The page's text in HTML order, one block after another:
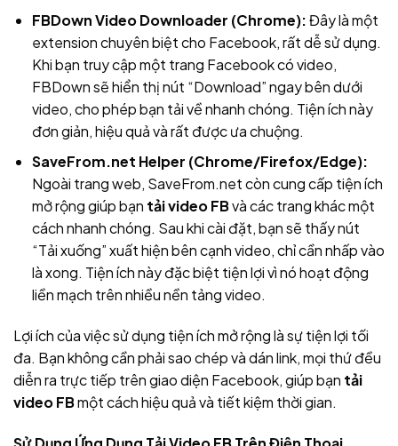
FBDown Video Downloader (Chrome):Đây là một
extension chuyên biệt cho Facebook, rất dễ sử dụng.
Khi bạn truy cập một trang Facebook có video,
FBDown sẽ hiển thị nút “Download” ngay bên dưới
video, cho phép bạn tải về nhanh chóng. Tiện ích này
đơn giản, hiệu quả và rất được ưa chuộng.
SaveFrom.net Helper (Chrome/Firefox/Edge):
Ngoài trang web, SaveFrom.net còn cung cấp tiện ích
mở rộng giúp bạn tải video FBvà các trang khác một
cách nhanh chóng. Sau khi cài đặt, bạn sẽ thấy nút
“Tải xuống” xuất hiện bên cạnh video, chỉ cần nhấp vào
là xong. Tiện ích này đặc biệt tiện lợi vì nó hoạt động
liền mạch trên nhiều nền tảng video.
Lợi ích của việc sử dụng tiện ích mở rộng là sự tiện lợi tối
đa. Bạn không cần phải sao chép và dán link, mọi thứ đều
diễn ra trực tiếp trên giao diện Facebook, giúp bạn tải
video FBmột cách hiệu quả và tiết kiệm thời gian.